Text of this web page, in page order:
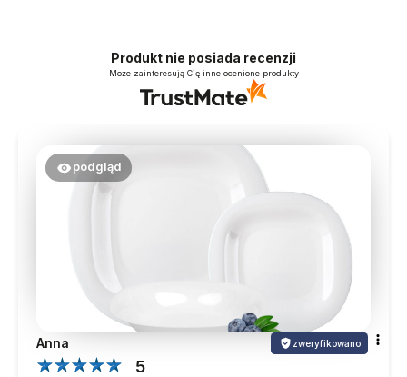
Produkt nie posiada recenzji
Może zainteresują Cię inne ocenione produkty
podgląd
Anna zweryfikowano
5